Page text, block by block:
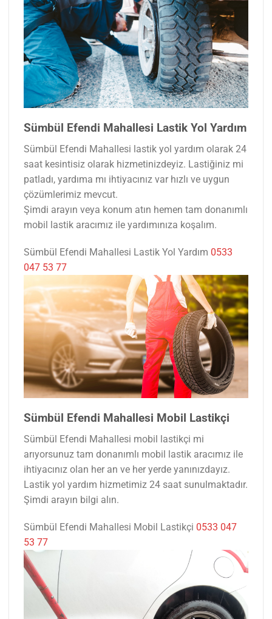
Sümbül Efendi Mahallesi Lastik Yol Yardım
Sümbül Efendi Mahallesi lastik yol yardım olarak 24
saat kesintisiz olarak hizmetinizdeyiz. Lastiğiniz mi
patladı, yardıma mı ihtiyacınız var hızlı ve uygun
çözümlerimiz mevcut.
Şimdi arayın veya konum atın hemen tam donanımlı
mobil lastik aracımız ile yardımınıza koşalım.
Sümbül Efendi Mahallesi Lastik Yol Yardım 0533
047 53 77
Sümbül Efendi Mahallesi Mobil Lastikçi
Sümbül Efendi Mahallesi mobil lastikçi mi
arıyorsunuz tam donanımlı mobil lastik aracımız ile
ihtiyacınız olan her an ve her yerde yanınızdayız.
Lastik yol yardım hizmetimiz 24 saat sunulmaktadır.
Şimdi arayın bilgi alın.
Sümbül Efendi Mahallesi Mobil Lastikçi 0533 047
53 77